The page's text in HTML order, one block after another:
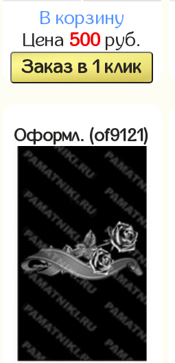
В корзину
Цена 500руб.
Заказ в 1 клик
Оформл. (of9121)